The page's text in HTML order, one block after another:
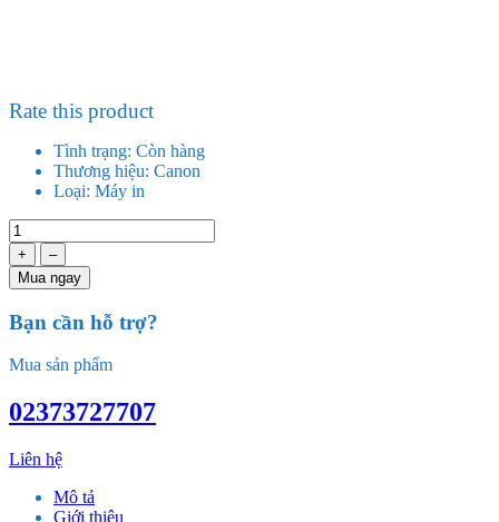
Rate this product
Tình trạng: Còn hàng
Thương hiệu: Canon
Loại: Máy in
+
–
Mua ngay
Bạn cần hỗ trợ?
Mua sản phẩm
02373727707
Liên hệ
Mô tả
Giới thiệu